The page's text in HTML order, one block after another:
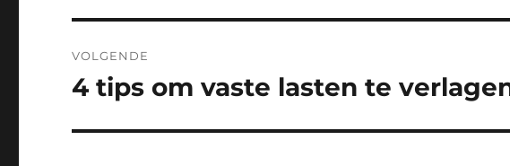
VOLGENDE
Volgend
4 tips om vaste lasten te